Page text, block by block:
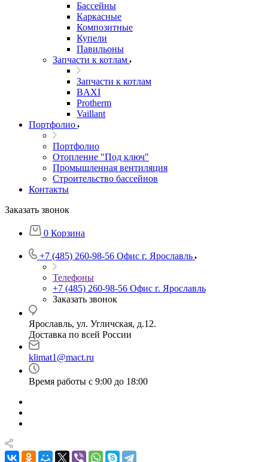
Бассейны
Каркасные
Композитные
Купели
Павильоны
Запчасти к котлам
Запчасти к котлам
BAXI
Protherm
Vaillant
Портфолио
Портфолио
Отопление "Под ключ"
Промышленная вентиляция
Строительство бассейнов
Контакты
Заказать звонок
0 Корзина
+7 (485) 260-98-56 Офис г. Ярославль
Телефоны
+7 (485) 260-98-56 Офис г. Ярославль
Заказать звонок
Ярославль, ул. Угличская, д.12.
Доставка по всей России
klimat1@mact.ru
Время работы с 9:00 до 18:00